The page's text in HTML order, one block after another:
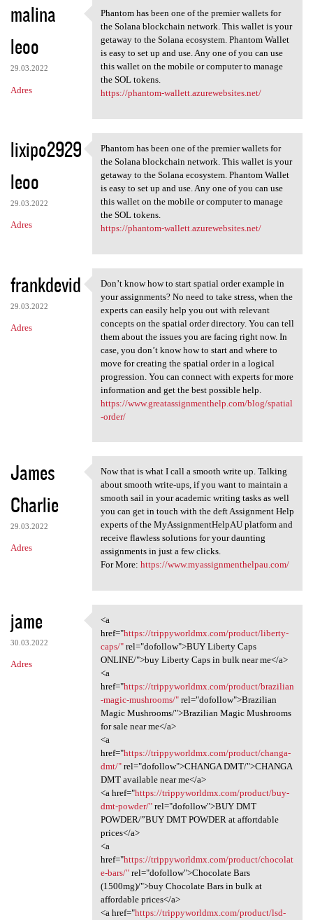
malina
leoo
29.03.2022
Adres
Phantom has been one of the
Phantom has been one of the premier wallets for
the Solana blockchain network. This wallet is your
getaway to the Solana ecosystem. Phantom Wallet
is easy to set up and use. Any one of you can use
this wallet on the mobile or computer to manage
the SOL tokens.
https://phantom-wallett.azurewebsites.net/
lixipo2929
leoo
29.03.2022
Adres
Phantom has been one of the
Phantom has been one of the premier wallets for
the Solana blockchain network. This wallet is your
getaway to the Solana ecosystem. Phantom Wallet
is easy to set up and use. Any one of you can use
this wallet on the mobile or computer to manage
the SOL tokens.
https://phantom-wallett.azurewebsites.net/
frankdevid
29.03.2022
Adres
Don’t know how to start
Don’t know how to start spatial order example in
your assignments? No need to take stress, when the
experts can easily help you out with relevant
concepts on the spatial order directory. You can tell
them about the issues you are facing right now. In
case, you don’t know how to start and where to
move for creating the spatial order in a logical
progression. You can connect with experts for more
information and get the best possible help.
https://www.greatassignmenthelp.com/blog/spatial
-order/
James
Charlie
29.03.2022
Adres
Now that is what I call a
Now that is what I call a smooth write up. Talking
about smooth write-ups, if you want to maintain a
smooth sail in your academic writing tasks as well
you can get in touch with the deft Assignment Help
experts of the MyAssignmentHelpAU platform and
receive flawless solutions for your daunting
assignments in just a few clicks.
For More: https://www.myassignmenthelpau.com/
jame
30.03.2022
Adres
<a href="https:/
<a
href="https://trippyworldmx.com/product/liberty-
caps/"rel="dofollow">BUY Liberty Caps
ONLINE/">buy Liberty Caps in bulk near me</a>
<a
href="https://trippyworldmx.com/product/brazilian
-magic-mushrooms/"rel="dofollow">Brazilian
Magic Mushrooms/">Brazilian Magic Mushrooms
for sale near me</a>
<a
href="https://trippyworldmx.com/product/changa-
dmt/"rel="dofollow">CHANGA DMT/">CHANGA
DMT available near me</a>
<a href="https://trippyworldmx.com/product/buy-
dmt-powder/"rel="dofollow">BUY DMT
POWDER/”BUY DMT POWDER at affortdable
prices</a>
<a
href="https://trippyworldmx.com/product/chocolat
e-bars/"rel="dofollow">Chocolate Bars
(1500mg)/">buy Chocolate Bars in bulk at
affordable prices</a>
<a href="https://trippyworldmx.com/product/lsd-